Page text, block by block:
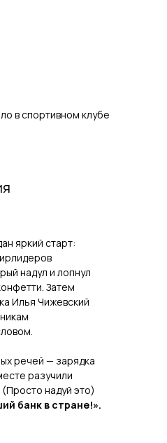
в спортивном клубе
яркий старт:
надул и лопнул
Затем
Илья Чижевский
речей — зарядка
разучили
надуй это)
банк в стране!».